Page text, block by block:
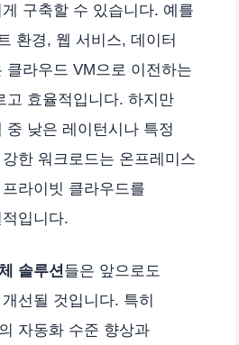
구축할 수 있습니다. 예를
환경, 웹 서비스, 데이터
클라우드 VM으로 이전하는
고 효율적입니다. 하지만
중 낮은 레이턴시나 특정
한 워크로드는 온프레미스
라이빗 클라우드를
입니다.
솔루션들은 앞으로도
선될 것입니다. 특히
자동화 수준 향상과